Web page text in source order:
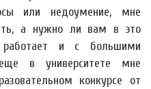
или недоумение, мне
а нужно ли вам в это
и с большими
в университете мне
конкурсе от